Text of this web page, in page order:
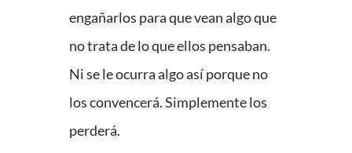
engañarlos para que vean algo que
no trata de lo que ellos pensaban.
Ni se le ocurra algo así porque no
los convencerá. Simplemente los
perderá.